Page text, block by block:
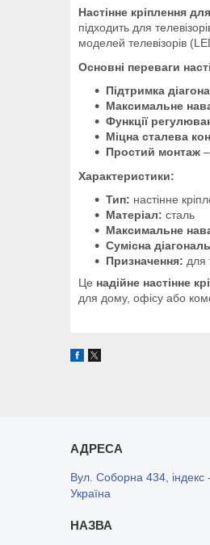
Настінне кріплення
підходить для
моделей телевізорів
Основні переваги
Підтримка
Максимальне
Функції
Міцна сталева
Простий монтаж
Характеристики:
Тип: настінне
Матеріал: сталь
Максимальне
Сумісна
Призначення: для
Це надійне настінне
для дому, офісу або
Вул. Соборна 434, індекс
Україна